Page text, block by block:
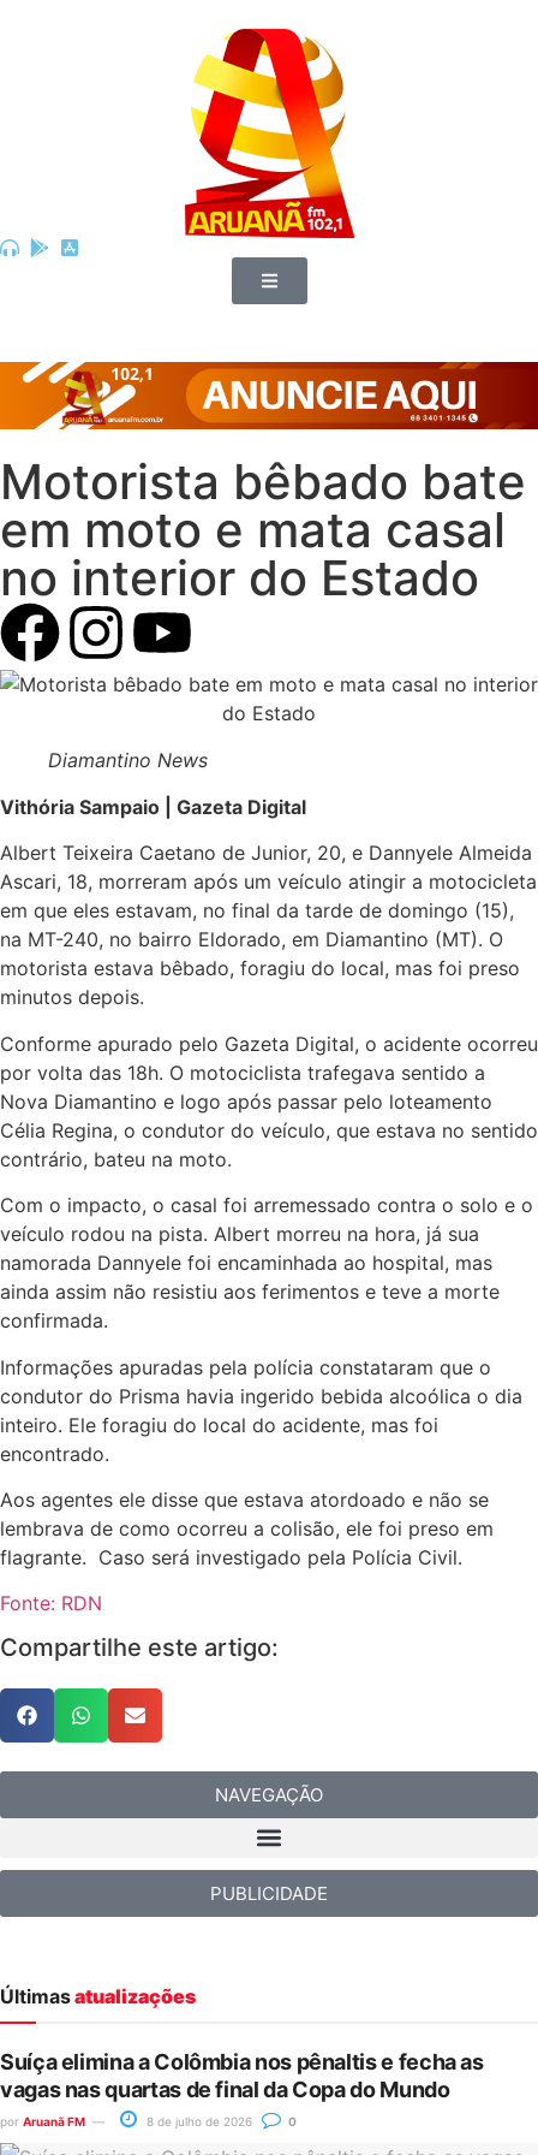
Motorista bêbado bate
em moto e mata casal
no interior do Estado
Diamantino News
Vithória Sampaio | Gazeta Digital
Albert Teixeira Caetano de Junior, 20, e Dannyele Almeida
Ascari, 18, morreram após um veículo atingir a motocicleta
em que eles estavam, no final da tarde de domingo (15),
na MT-240, no bairro Eldorado, em Diamantino (MT). O
motorista estava bêbado, foragiu do local, mas foi preso
minutos depois.
Conforme apurado pelo Gazeta Digital, o acidente ocorreu
por volta das 18h. O motociclista trafegava sentido a
Nova Diamantino e logo após passar pelo loteamento
Célia Regina, o condutor do veículo, que estava no sentido
contrário, bateu na moto.
Com o impacto, o casal foi arremessado contra o solo e o
veículo rodou na pista. Albert morreu na hora, já sua
namorada Dannyele foi encaminhada ao hospital, mas
ainda assim não resistiu aos ferimentos e teve a morte
confirmada.
Informações apuradas pela polícia constataram que o
condutor do Prisma havia ingerido bebida alcoólica o dia
inteiro. Ele foragiu do local do acidente, mas foi
encontrado.
Aos agentes ele disse que estava atordoado e não se
lembrava de como ocorreu a colisão, ele foi preso em
flagrante. Caso será investigado pela Polícia Civil.
Fonte: RDN
Compartilhe este artigo:
NAVEGAÇÃO
PUBLICIDADE
Últimasatualizações
Suíça elimina a Colômbia nos pênaltis e fecha as
vagas nas quartas de final da Copa do Mundo
por Aruanã FM 8 de julho de 2026 0